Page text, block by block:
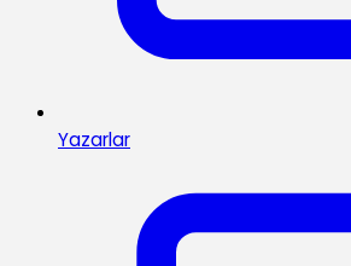
Yazarlar